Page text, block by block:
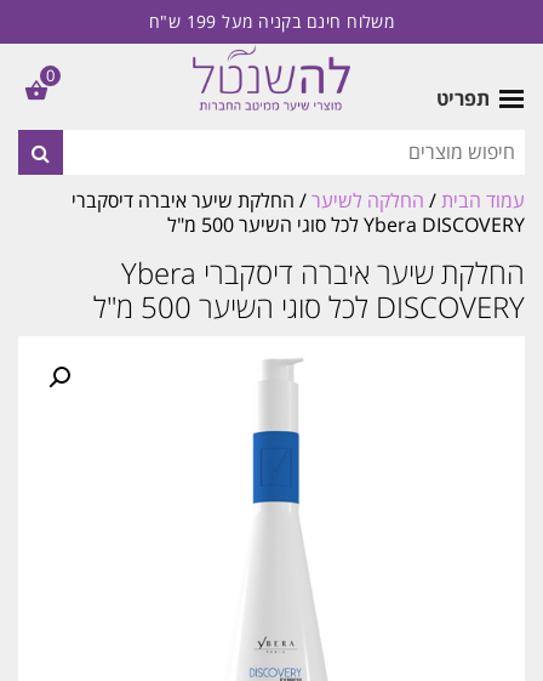
משלוח חינם בקניה מעל 199 ש"ח
תפריט
עמוד הבית/ החלקה לשיער/ החלקת שיער איברה דיסקברי
Ybera DISCOVERY לכל סוגי השיער 500 מ"ל
החלקת שיער איברה דיסקברי Ybera
DISCOVERY לכל סוגי השיער 500 מ"ל
0